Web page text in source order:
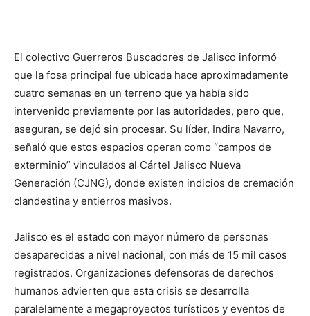
El colectivo Guerreros Buscadores de Jalisco informó
que la fosa principal fue ubicada hace aproximadamente
cuatro semanas en un terreno que ya había sido
intervenido previamente por las autoridades, pero que,
aseguran, se dejó sin procesar. Su líder, Indira Navarro,
señaló que estos espacios operan como “campos de
exterminio” vinculados al Cártel Jalisco Nueva
Generación (CJNG), donde existen indicios de cremación
clandestina y entierros masivos.
Jalisco es el estado con mayor número de personas
desaparecidas a nivel nacional, con más de 15 mil casos
registrados. Organizaciones defensoras de derechos
humanos advierten que esta crisis se desarrolla
paralelamente a megaproyectos turísticos y eventos de